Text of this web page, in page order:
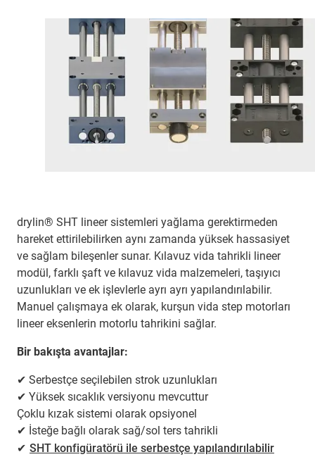
drylin® SHT lineer sistemleri yağlama gerektirmeden
hareket ettirilebilirken aynı zamanda yüksek hassasiyet
ve sağlam bileşenler sunar. Kılavuz vida tahrikli lineer
modül, farklı şaft ve kılavuz vida malzemeleri, taşıyıcı
uzunlukları ve ek işlevlerle ayrı ayrı yapılandırılabilir.
Manuel çalışmaya ek olarak, kurşun vida step motorları
lineer eksenlerin motorlu tahrikini sağlar.
Bir bakışta avantajlar:
✔ Serbestçe seçilebilen strok uzunlukları
✔ Yüksek sıcaklık versiyonu mevcuttur
Çoklu kızak sistemi olarak opsiyonel
✔ İsteğe bağlı olarak sağ/sol ters tahrikli
✔ SHT konfigüratörü ile serbestçe yapılandırılabilir